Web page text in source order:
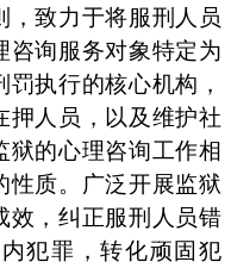
，致力于将服刑人员
咨询服务对象特定为
执行的核心机构，
押人员，以及维护社
狱的心理咨询工作相
性质。广泛开展监狱
效，纠正服刑人员错
犯罪，转化顽固犯